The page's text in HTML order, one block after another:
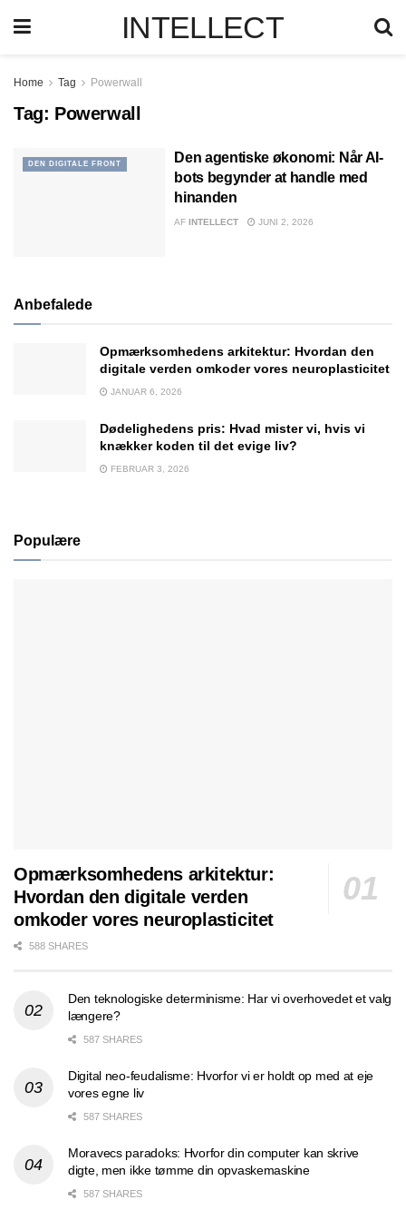
INTELLECT
Home Tag Powerwall
Tag: Powerwall
DEN DIGITALE FRONT
Den agentiske økonomi: Når AI-
bots begynder at handle med
hinanden
AF INTELLECT JUNI 2, 2026
Anbefalede
Opmærksomhedens arkitektur: Hvordan den
digitale verden omkoder vores neuroplasticitet
JANUAR 6, 2026
Dødelighedens pris: Hvad mister vi, hvis vi
knækker koden til det evige liv?
FEBRUAR 3, 2026
Populære
Opmærksomhedens arkitektur:
Hvordan den digitale verden
omkoder vores neuroplasticitet
588 SHARES
Den teknologiske determinisme: Har vi overhovedet et valg
længere?
587 SHARES
Digital neo-feudalisme: Hvorfor vi er holdt op med at eje
vores egne liv
587 SHARES
Moravecs paradoks: Hvorfor din computer kan skrive
digte, men ikke tømme din opvaskemaskine
587 SHARES